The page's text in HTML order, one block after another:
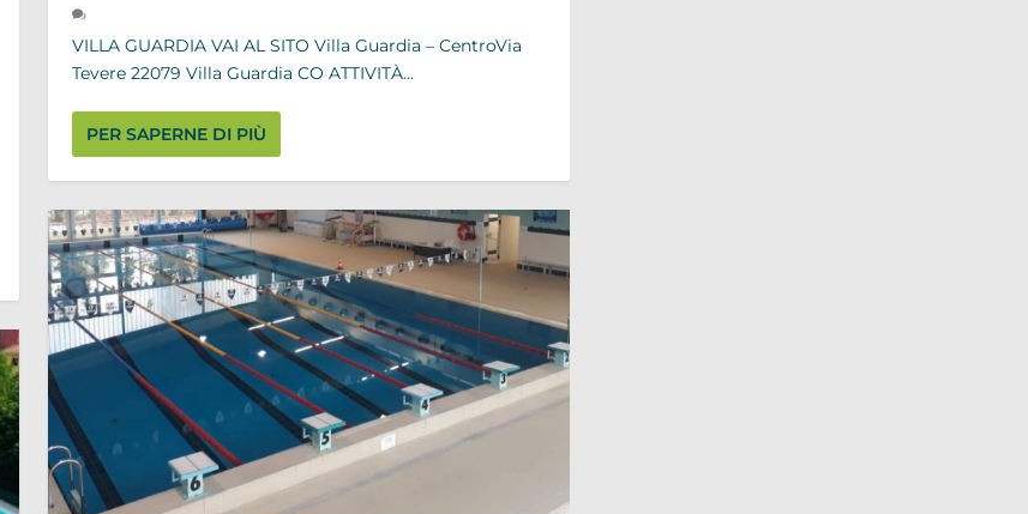
VILLA GUARDIA VAI AL SITO Villa Guardia – CentroVia
Tevere 22079 Villa Guardia CO ATTIVITÀ...
PER SAPERNE DI PIÙ